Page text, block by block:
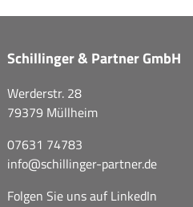
Schillinger & Partner GmbH
Werderstr. 28
79379 Müllheim
07631 74783
info@schillinger-partner.de
Folgen Sie uns auf LinkedIn